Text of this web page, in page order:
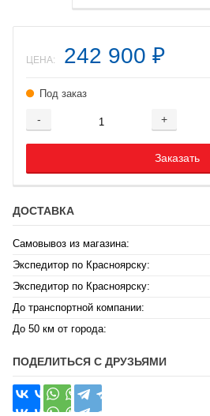
ЦЕНА: 242 900 ₽
Под заказ
- +
Добавляется...
Заказать
Добавлен
ДОСТАВКА
Самовывоз из магазина:
Экспедитор по Красноярску:
Экспедитор по Красноярску:
До транспортной компании:
До 50 км от города:
ПОДЕЛИТЬСЯ С ДРУЗЬЯМИ